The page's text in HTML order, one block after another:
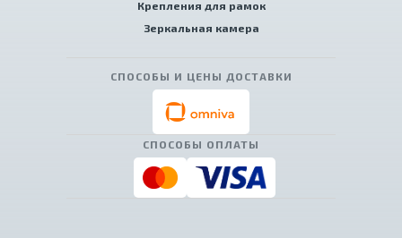
Крепления для рамок
Зеркальная камера
СПОСОБЫ И ЦЕНЫ ДОСТАВКИ
СПОСОБЫ ОПЛАТЫ